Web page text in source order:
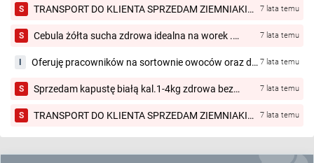
S
TRANSPORT DO KLIENTA SPRZEDAM ZIEMNIAKI
VINETA , SORAYA , JELLY , COLOMBA , MELODY ,
RIVIERA , LAURA...
7 lata temu
S
Cebula żółta sucha zdrowa idealna na worek .
7 lata temu
I
Oferuję pracowników na sortownie owoców oraz do
okolice.
7 lata temu
S
Sprzedam kapustę białą kal.1-4kg zdrowa bez
7 lata temu
S
TRANSPORT DO KLIENTA SPRZEDAM ZIEMNIAKI
VINETA , SORAYA , JELLY , COLOMBA , MELODY ,
7 lata temu